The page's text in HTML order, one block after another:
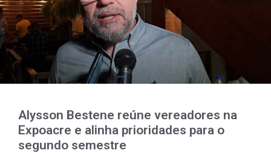
Alysson Bestene reúne vereadores na
Expoacre e alinha prioridades para o
segundo semestre